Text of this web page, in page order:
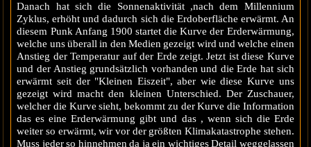
Danach hat sich die Sonnenaktivität ,nach dem Millennium
Zyklus, erhöht und dadurch sich die Erdoberfläche erwärmt. An
diesem Punk Anfang 1900 startet die Kurve der Erderwärmung,
welche uns überall in den Medien gezeigt wird und welche einen
Anstieg der Temperatur auf der Erde zeigt. Jetzt ist diese Kurve
und der Anstieg grundsätzlich vorhanden und die Erde hat sich
erwärmt seit der "Kleinen Eiszeit", aber wie diese Kurve uns
gezeigt wird macht den kleinen Unterschied. Der Zuschauer,
welcher die Kurve sieht, bekommt zu der Kurve die Information
das es eine Erderwärmung gibt und das , wenn sich die Erde
weiter so erwärmt, wir vor der größten Klimakatastrophe stehen.
Muss jeder so hinnehmen da ja ein wichtiges Detail weggelassen